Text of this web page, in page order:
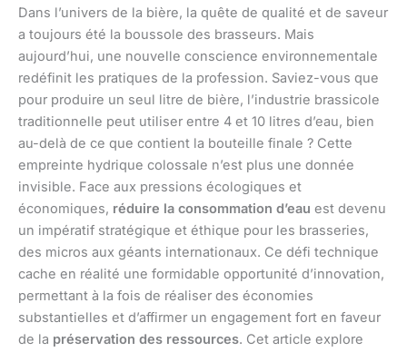
Dans l’univers de la bière, la quête de qualité et de saveur
a toujours été la boussole des brasseurs. Mais
aujourd’hui, une nouvelle conscience environnementale
redéfinit les pratiques de la profession. Saviez-vous que
pour produire un seul litre de bière, l’industrie brassicole
traditionnelle peut utiliser entre 4 et 10 litres d’eau, bien
au-delà de ce que contient la bouteille finale ? Cette
empreinte hydrique colossale n’est plus une donnée
invisible. Face aux pressions écologiques et
économiques, réduire la consommation d’eau est devenu
un impératif stratégique et éthique pour les brasseries,
des micros aux géants internationaux. Ce défi technique
cache en réalité une formidable opportunité d’innovation,
permettant à la fois de réaliser des économies
substantielles et d’affirmer un engagement fort en faveur
de la préservation des ressources. Cet article explore